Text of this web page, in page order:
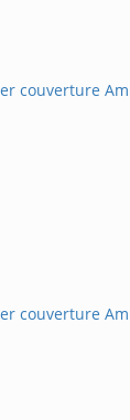
couverture
couverture